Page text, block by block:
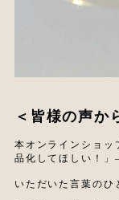
＜皆様の声か
本オンラインショッ
品化してほしい！
いただいた言葉のひ